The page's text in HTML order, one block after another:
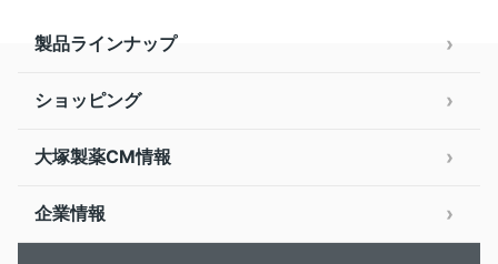
製品ラインナップ
ショッピング
大塚製薬CM情報
企業情報